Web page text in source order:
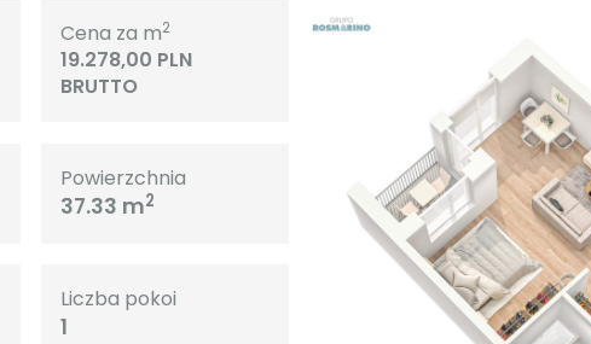
Cena za m2
19.278,00 PLN
BRUTTO
Powierzchnia
37.33 m2
Liczba pokoi
1